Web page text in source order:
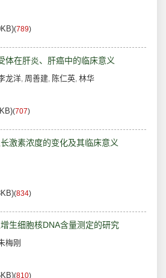
(789)
体在肝炎、肝癌中的临床意义
龙洋, 周善建, 陈仁英, 林华
(707)
激素浓度的变化及其临床意义
(834)
生细胞核DNA含量测定的研究
梅刚
(810)